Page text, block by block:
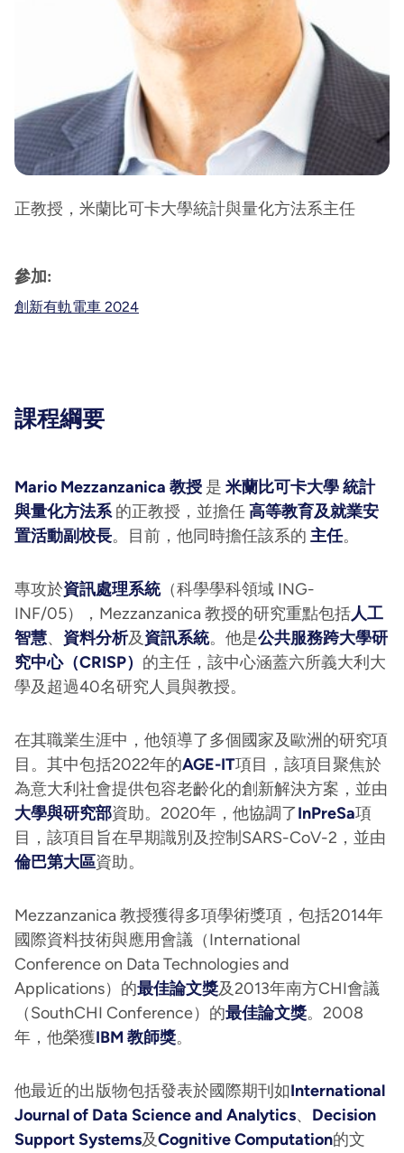
正教授，米蘭比可卡大學統計與量化方法系主任
參加:
創新有軌電車 2024
課程綱要
Mario Mezzanzanica 教授 是 米蘭比可卡大學統計
與量化方法系的正教授，並擔任高等教育及就業安
置活動副校長。目前，他同時擔任該系的 主任。
專攻於資訊處理系統（科學學科領域 ING-
INF/05），Mezzanzanica 教授的研究重點包括人工
智慧、 資料分析及資訊系統。他是公共服務跨大學研
究中心（CRISP） 的主任，該中心涵蓋六所義大利大
學及超過40名研究人員與教授。
在其職業生涯中，他領導了多個國家及歐洲的研究項
目。其中包括2022年的AGE-IT項目，該項目聚焦於
為意大利社會提供包容老齡化的創新解決方案，並由
大學與研究部資助。2020年，他協調了InPreSa項
目，該項目旨在早期識別及控制SARS-CoV-2，並由
倫巴第大區資助。
Mezzanzanica 教授獲得多項學術獎項，包括2014年
國際資料技術與應用會議（International
Conference on Data Technologies and
Applications）的最佳論文獎及2013年南方CHI會議
（SouthCHI Conference）的最佳論文獎。2008
年，他榮獲IBM 教師獎。
他最近的出版物包括發表於國際期刊如International
Journal of Data Science and Analytics、 Decision
Support Systems及Cognitive Computation的文